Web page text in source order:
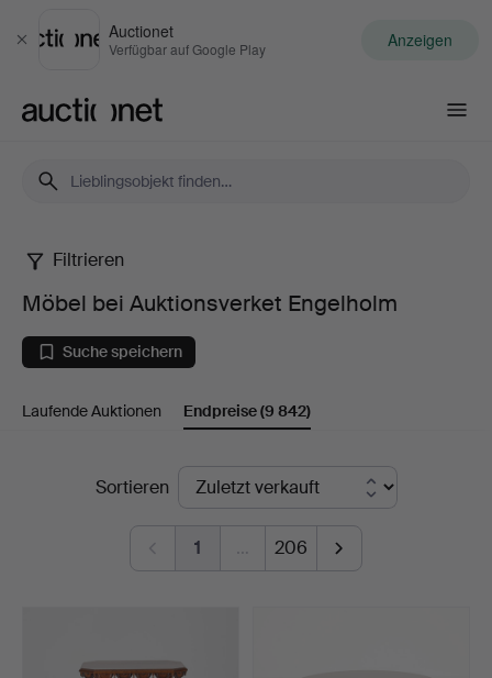
Schließen
Auctionet
Verfügbar auf Google Play Anzeigen
Möbel
bei
Auktionsverket
Engelholm
Filtrieren
Möbel bei Auktionsverket Engelholm
Suche speichern
Laufende Auktionen Endpreise(9 842)
EndpreiseSortieren
1 … 206